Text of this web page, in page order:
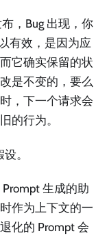
，Bug 出现，你
有效，是因为应
它确实保留的状
是不变的，要么
，下一个请求会
的行为。
。
生成的助
作为上下文的一
化的 Prompt 会